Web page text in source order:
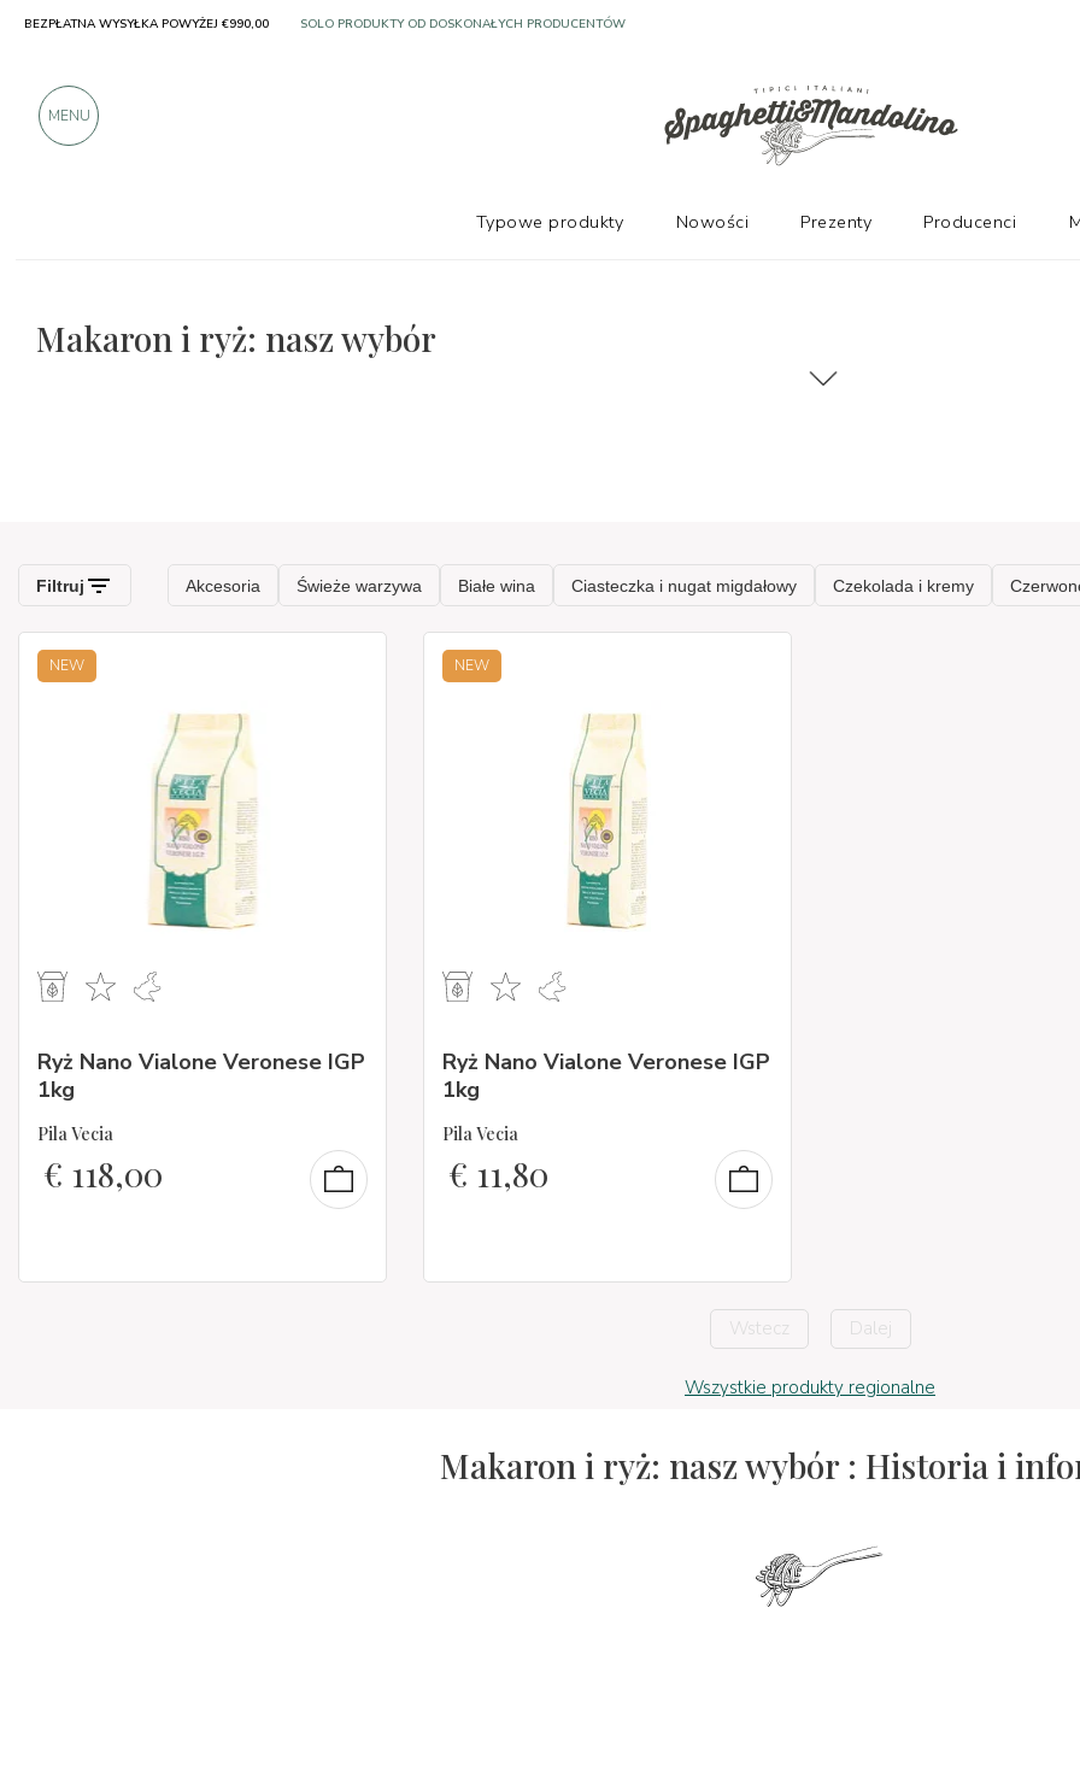
Makaron i ryż: nasz wybór
NEW
Ryż Nano Vialone Veronese IGP
1kg
Pila Vecia
€ 118,00
NEW
Ryż Nano Vialone Veronese IGP
1kg
Pila Vecia
€ 11,80
Wstecz Dalej
Wszystkie produkty regionalne
Makaron i ryż: nasz wybór : Historia i
BEZPŁATNA WYSYŁKA POWYŻEJ €990,00 SOLO PRODUKTY OD DOSKONAŁYCH PRODUCENTÓW
MENU
Typowe produkty Nowości Prezenty Producenci